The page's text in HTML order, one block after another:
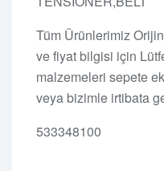
Tüm Ürünlerimiz
ve fiyat bilgisi için
malzemeleri sepete
veya bizimle irtibata
533348100